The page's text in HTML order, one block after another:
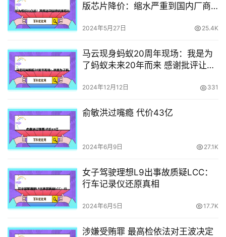
版芯片降价：缩水严重到国内厂商
2024年5月27日 25.4K
马云现身蚂蚁20周年现场：我是为
了蚂蚁未来20年而来 感谢批评让蚂
2024年12月12日 331
俞敏洪过嘴瘾 代价43亿
2024年6月9日 27.1K
女子驾驶理想L9出事故质疑LCC：
行车记录仪还原真相
2024年6月5日 17.7K
涉嫌受贿罪 最高检依法对王波决定